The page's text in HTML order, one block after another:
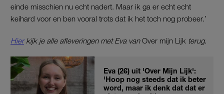
einde misschien nu echt nadert. Maar ik ga er echt echt
keihard voor en ben vooral trots dat ik het toch nog probeer.’
Hierkijk je alle afleveringen met Eva vanOver mijn Lijk terug.
Eva (26) uit 'Over Mijn Lijk':
'Hoop nog steeds dat ik beter
word, maar ik denk dat dat er